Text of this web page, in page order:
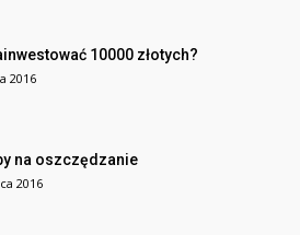
10000 złotych?
2016
na oszczędzanie
2016